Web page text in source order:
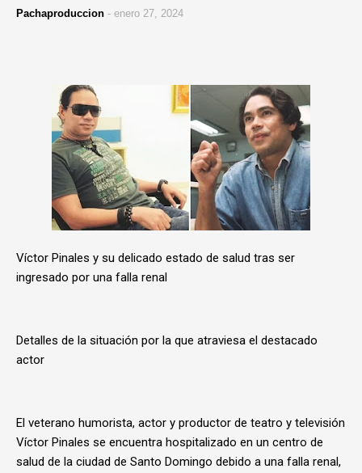
Pachaproduccion - enero 27, 2024
Víctor Pinales y su delicado estado de salud tras ser
ingresado por una falla renal
Detalles de la situación por la que atraviesa el destacado
actor
El veterano humorista, actor y productor de teatro y televisión
Víctor Pinales se encuentra hospitalizado en un centro de
salud de la ciudad de Santo Domingo debido a una falla renal,